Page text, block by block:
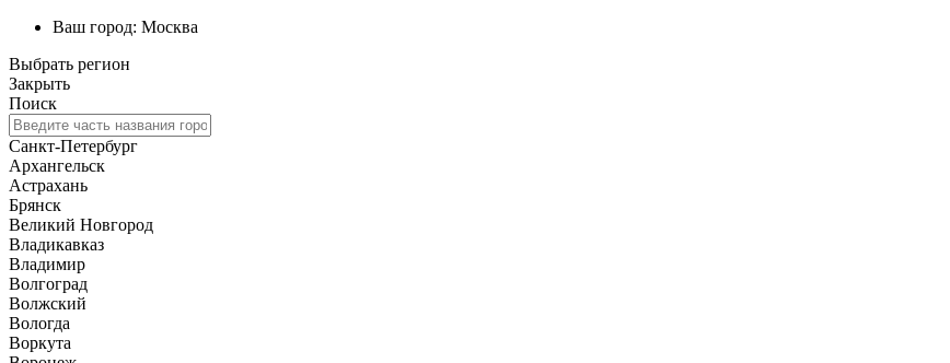
Ваш город: Москва
Выбрать регион
Закрыть
Поиск
Санкт-Петербург
Архангельск
Астрахань
Брянск
Великий Новгород
Владикавказ
Владимир
Волгоград
Волжский
Вологда
Воркута